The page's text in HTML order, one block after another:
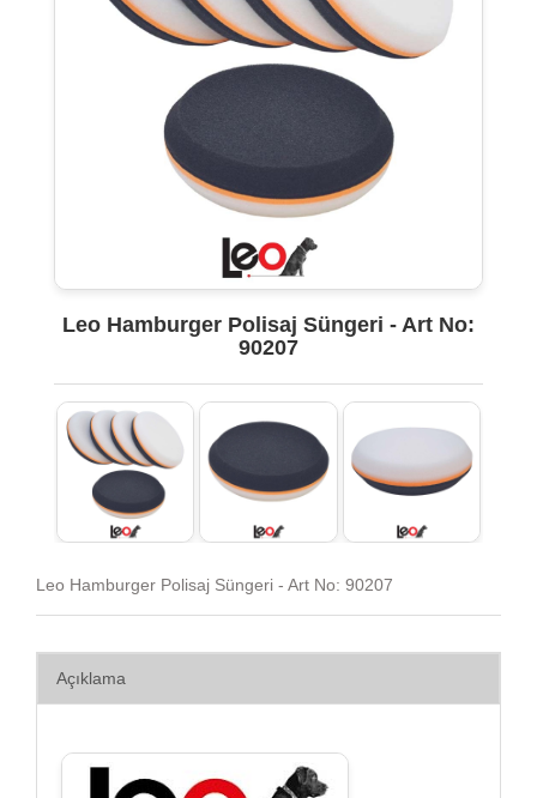
Leo Hamburger Polisaj Süngeri - Art No:
90207
Leo Hamburger Polisaj Süngeri - Art No: 90207
Açıklama